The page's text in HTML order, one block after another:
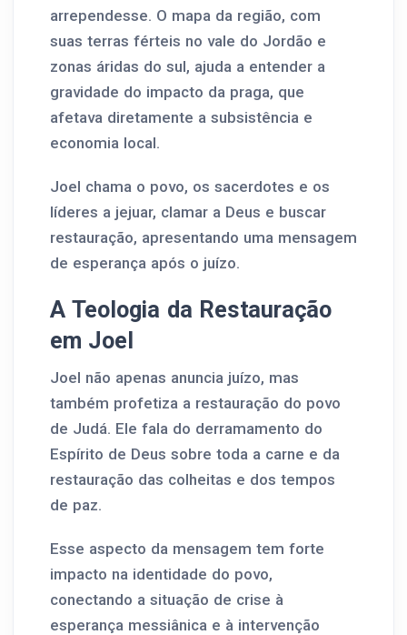
arrependesse. O mapa da região, com
suas terras férteis no vale do Jordão e
zonas áridas do sul, ajuda a entender a
gravidade do impacto da praga, que
afetava diretamente a subsistência e
economia local.
Joel chama o povo, os sacerdotes e os
líderes a jejuar, clamar a Deus e buscar
restauração, apresentando uma mensagem
de esperança após o juízo.
A Teologia da Restauração
em Joel
Joel não apenas anuncia juízo, mas
também profetiza a restauração do povo
de Judá. Ele fala do derramamento do
Espírito de Deus sobre toda a carne e da
restauração das colheitas e dos tempos
de paz.
Esse aspecto da mensagem tem forte
impacto na identidade do povo,
conectando a situação de crise à
esperança messiânica e à intervenção